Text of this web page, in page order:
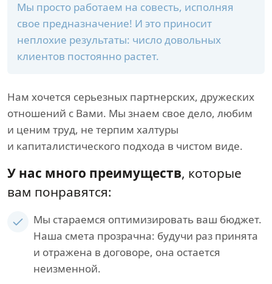
Мы просто работаем на совесть, исполняя
свое предназначение! И это приносит
неплохие результаты: число довольных
клиентов постоянно растет.
Нам хочется серьезных партнерских, дружеских
отношений с Вами. Мы знаем свое дело, любим
и ценим труд, не терпим халтуры
и капиталистического подхода в чистом виде.
У нас много преимуществ, которые
вам понравятся:
Мы стараемся оптимизировать ваш бюджет.
Наша смета прозрачна: будучи раз принята
и отражена в договоре, она остается
неизменной.